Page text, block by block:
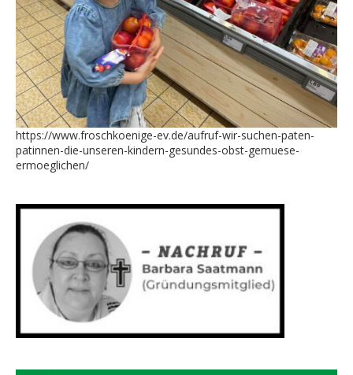
https://www.froschkoenige-ev.de/aufruf-wir-suchen-paten-
patinnen-die-unseren-kindern-gesundes-obst-gemuese-
ermoeglichen/